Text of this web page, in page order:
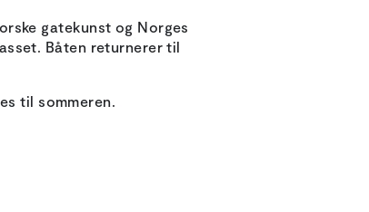
gatekunst og Norges
Båten returnerer til
til sommeren.